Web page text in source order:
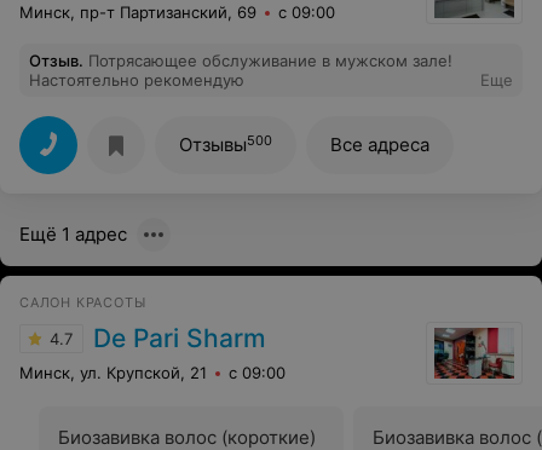
Минск, пр-т Партизанский, 69 с 09:00
Отзыв. Потрясающее обслуживание в мужском зале!
Настоятельно рекомендую
Еще
Отзывы500 Все адреса
Ещё 1 адрес
САЛОН КРАСОТЫ
4.7 De Pari Sharm
Минск, ул. Крупской, 21 с 09:00
Биозавивка волос (короткие) Биозавивка волос